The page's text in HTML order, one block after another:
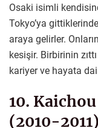
Osaki isimli
Tokyo’ya
araya gelirler.
kesişir. Birbirinin
kariyer ve hayata
10.
(2010-